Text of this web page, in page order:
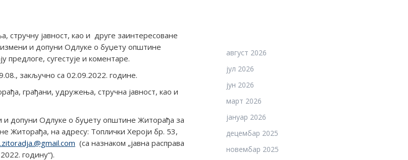
јавност, као и друге заинтересоване
и допуни Одлуке о буџету општине
сугестује и коментаре.
закључно са 02.09.2022. године.
грађани, удружења, стручна јавност, као и
и допуни Одлуке о буџету општине Житорађа за
Житорађа, на адресу: Топлички Хероји бр. 53,
(са назнаком „јавна расправа
годину“).
август 2026
јул 2026
јун 2026
март 2026
јануар 2026
децембар 2025
новембар 2025